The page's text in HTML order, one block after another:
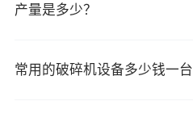
产量是多少？
常用的破碎机设备多少钱一台